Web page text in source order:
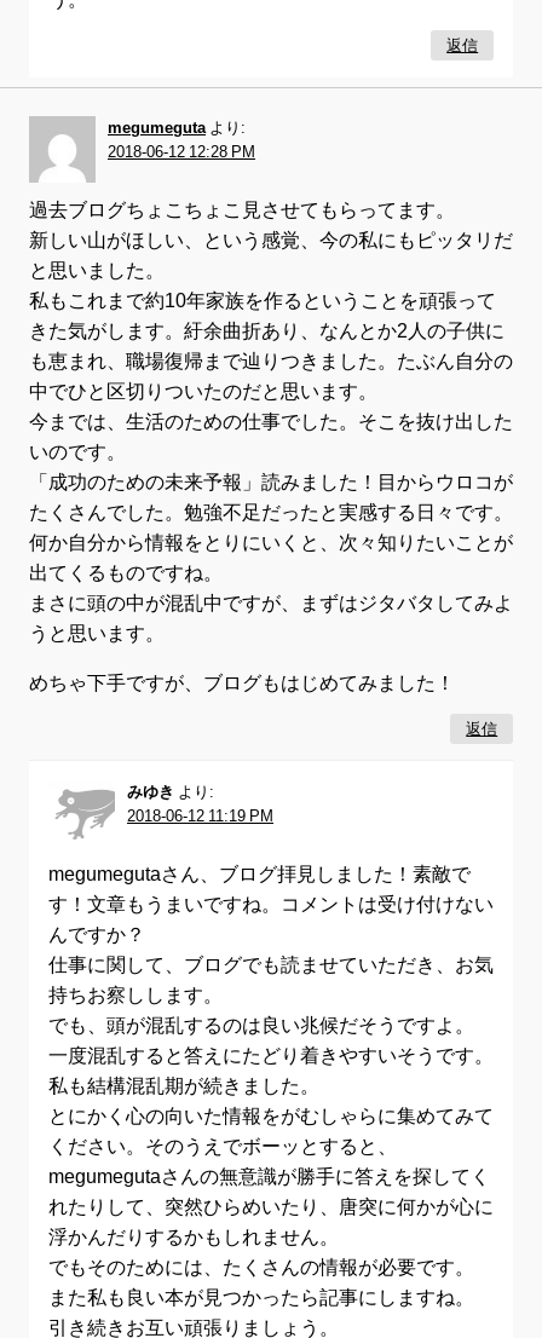
返信
megumeguta より:
2018-06-12 12:28 PM
過去ブログちょこちょこ見させてもらってます。
新しい山がほしい、という感覚、今の私にもピッタリだ
と思いました。
私もこれまで約10年家族を作るということを頑張って
きた気がします。紆余曲折あり、なんとか2人の子供に
も恵まれ、職場復帰まで辿りつきました。たぶん自分の
中でひと区切りついたのだと思います。
今までは、生活のための仕事でした。そこを抜け出した
いのです。
「成功のための未来予報」読みました！目からウロコが
たくさんでした。勉強不足だったと実感する日々です。
何か自分から情報をとりにいくと、次々知りたいことが
出てくるものですね。
まさに頭の中が混乱中ですが、まずはジタバタしてみよ
うと思います。
めちゃ下手ですが、ブログもはじめてみました！
返信
みゆき より:
2018-06-12 11:19 PM
megumegutaさん、ブログ拝見しました！素敵で
す！文章もうまいですね。コメントは受け付けない
んですか？
仕事に関して、ブログでも読ませていただき、お気
持ちお察しします。
でも、頭が混乱するのは良い兆候だそうですよ。
一度混乱すると答えにたどり着きやすいそうです。
私も結構混乱期が続きました。
とにかく心の向いた情報をがむしゃらに集めてみて
ください。そのうえでボーッとすると、
megumegutaさんの無意識が勝手に答えを探してく
れたりして、突然ひらめいたり、唐突に何かが心に
浮かんだりするかもしれません。
でもそのためには、たくさんの情報が必要です。
また私も良い本が見つかったら記事にしますね。
引き続きお互い頑張りましょう。